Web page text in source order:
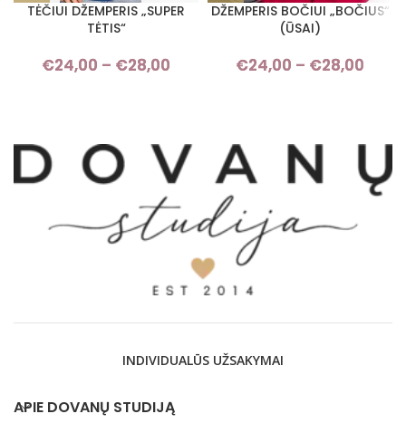
TĖČIUI DŽEMPERIS „SUPER
TĖTIS“
€24,00 – €28,00
Price range: €24,00 through
DŽEMPERIS BOČIUI „BOČIUS“
(ŪSAI)
€24,00 – €28,00
INDIVIDUALŪS UŽSAKYMAI
APIE DOVANŲ STUDIJĄ